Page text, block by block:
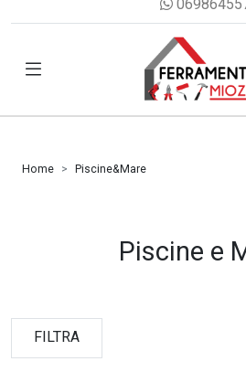
Home Piscine&Mare
Piscine e
FILTRA